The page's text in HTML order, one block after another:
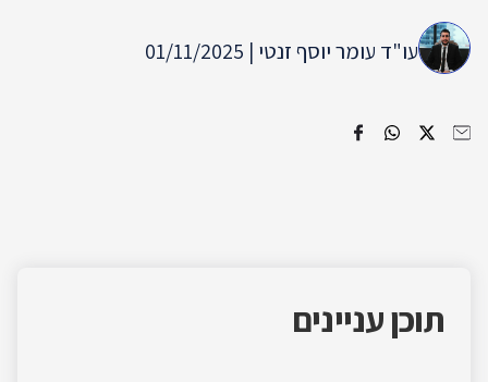
עו"ד עומר יוסף זנטי | 01/11/2025
תוכן עניינים